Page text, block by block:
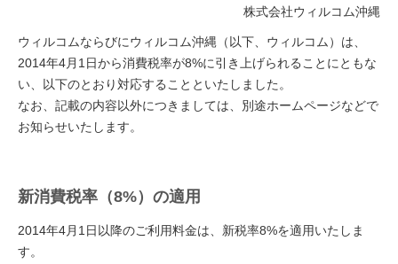
株式会社ウィルコム沖縄
ウィルコムならびにウィルコム沖縄（以下、ウィルコム）は、
2014年4月1日から消費税率が8%に引き上げられることにともな
い、以下のとおり対応することといたしました。
なお、記載の内容以外につきましては、別途ホームページなどで
お知らせいたします。
新消費税率（8%）の適用
2014年4月1日以降のご利用料金は、新税率8%を適用いたしま
す。